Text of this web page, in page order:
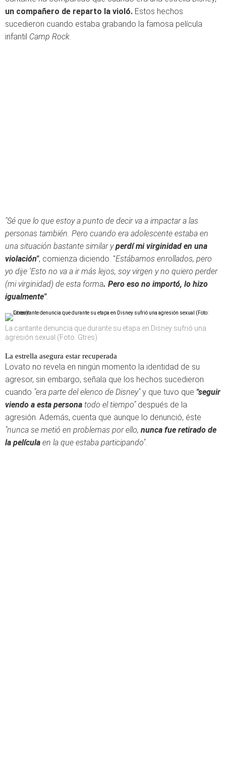
un compañero de reparto la violó. Estos hechos
sucedieron cuando estaba grabando la famosa película
infantil Camp Rock.
"Sé que lo que estoy a punto de decir va a impactar a las
personas también. Pero cuando era adolescente estaba en
una situación bastante similar yperdí mi virginidad en una
violación", comienza diciendo. "Estábamos enrollados, pero
yo dije 'Esto no va a ir más lejos, soy virgen y no quiero perder
(mi virginidad) de esta forma. Pero eso no importó, lo hizo
igualmente".
La cantante denuncia que durante su etapa en Disney sufrió una
agresión sexual (Foto: Gtres)
La estrella asegura estar recuperada
Lovato no revela en ningún momento la identidad de su
agresor, sin embargo, señala que los hechos sucedieron
cuando "era parte del elenco de Disney"y que tuvo que "seguir
viendo a esta persona todo el tiempo" después de la
agresión. Además, cuenta que aunque lo denunció, éste
"nunca se metió en problemas por ello, nunca fue retirado de
la película en la que estaba participando".